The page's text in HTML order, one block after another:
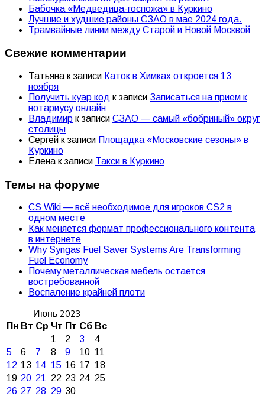
Бабочка «Медведица-госпожа» в Куркино
Лучшие и худшие районы СЗАО в мае 2024 года.
Трамвайные линии между Старой и Новой Москвой
Свежие комментарии
Татьяна к записи Каток в Химках откроется 13
ноября
Получить куар код к записи Записаться на прием к
нотариусу онлайн
Владимир к записи СЗАО — самый «бобриный» округ
столицы
Сергей к записи Площадка «Московские сезоны» в
Куркино
Елена к записи Такси в Куркино
Темы на форуме
CS Wiki — всё необходимое для игроков CS2 в
одном месте
Как меняется формат профессионального контента
в интернете
Why Syngas Fuel Saver Systems Are Transforming
Fuel Economy
Почему металлическая мебель остается
востребованной
Воспаление крайней плоти
Июнь 2023
Пн Вт Ср Чт Пт Сб Вс
1 2 3
4
5
6 7 8 9 10 11
12 13 14 15 16 17 18
19 20 21 22 23 24 25
26 27 28 29 30